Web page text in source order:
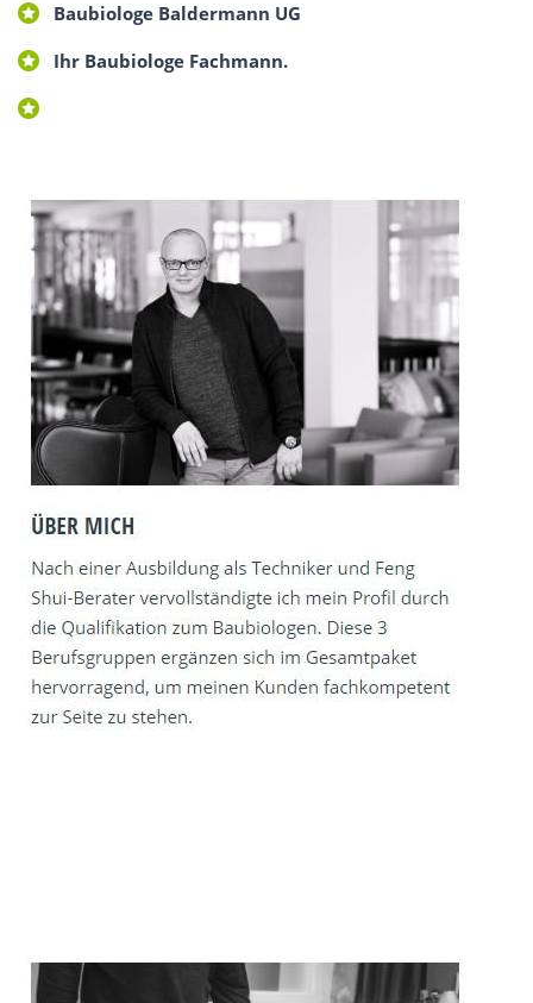
Baubiologe Baldermann UG
Ihr Baubiologe Fachmann.